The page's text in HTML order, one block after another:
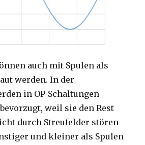
auch mit Spulen als
werden. In der
in OP-Schaltungen
weil sie den Rest
durch Streufelder stören
und kleiner als Spulen